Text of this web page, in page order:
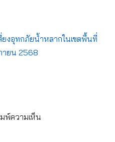
งอุทกภัยน้ำหลากในเขตพื้นที่
ายน 2568
พ์ความเห็น